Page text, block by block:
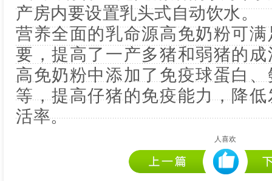
产房内要设置乳头式自动饮水。
营养全面的乳命源高免奶粉可
要，提高了一产多猪和弱猪的
高免奶粉中添加了免疫球蛋白
等，提高仔猪的免疫能力，降
活率。
人喜欢